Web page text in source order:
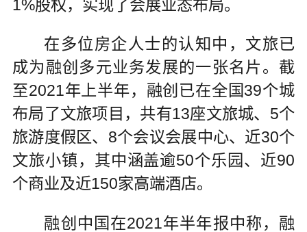
1%股权，实现了会展业态布局。
在多位房企人士的认知中，文旅已
成为融创多元业务发展的一张名片。截
至2021年上半年，融创已在全国39个城
布局了文旅项目，共有13座文旅城、5个
旅游度假区、8个会议会展中心、近30个
文旅小镇，其中涵盖逾50个乐园、近90
个商业及近150家高端酒店。
融创中国在2021年半年报中称，融